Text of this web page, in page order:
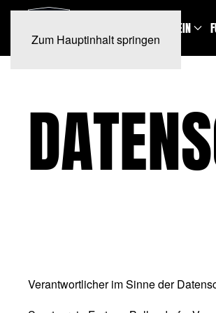
Zum Hauptinhalt springen
VEREIN
Verantwortlicher im Sinne der